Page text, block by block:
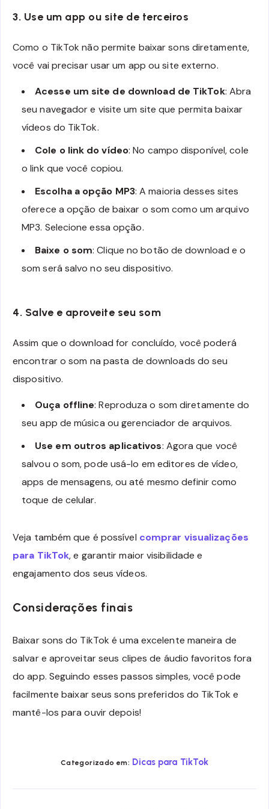
3. Use um app ou site de terceiros
Como o TikTok não permite baixar sons diretamente,
você vai precisar usar um app ou site externo.
Acesse um site de download de TikTok: Abra
seu navegador e visite um site que permita baixar
vídeos do TikTok.
Cole o link do vídeo: No campo disponível, cole
o link que você copiou.
Escolha a opção MP3: A maioria desses sites
oferece a opção de baixar o som como um arquivo
MP3. Selecione essa opção.
Baixe o som: Clique no botão de download e o
som será salvo no seu dispositivo.
4. Salve e aproveite seu som
Assim que o download for concluído, você poderá
encontrar o som na pasta de downloads do seu
dispositivo.
Ouça offline: Reproduza o som diretamente do
seu app de música ou gerenciador de arquivos.
Use em outros aplicativos: Agora que você
salvou o som, pode usá-lo em editores de vídeo,
apps de mensagens, ou até mesmo definir como
toque de celular.
Veja também que é possível comprar visualizações
para TikTok, e garantir maior visibilidade e
engajamento dos seus vídeos.
Considerações finais
Baixar sons do TikTok é uma excelente maneira de
salvar e aproveitar seus clipes de áudio favoritos fora
do app. Seguindo esses passos simples, você pode
facilmente baixar seus sons preferidos do TikTok e
mantê-los para ouvir depois!
Categorizado em: Dicas para TikTok